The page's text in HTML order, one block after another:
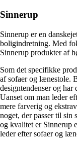
Sinnerup
Sinnerup er en
boligindretning. Med
Sinnerup produkter af
Som det specifikke
af sofaer og lænestole.
designtendenser og
Uanset om man leder
mere farverig og
noget, der passer til sin
og kvalitet er Sinnerup
leder efter sofaer og